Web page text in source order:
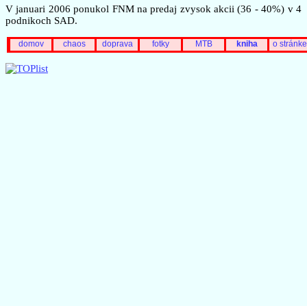
V januari 2006 ponukol FNM na predaj zvysok akcii (36 - 40%) v 4
podnikoch SAD.
domov chaos doprava fotky MTB kniha o stránke